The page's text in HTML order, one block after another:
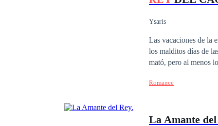
Ysaris
Las vacaciones de la
los malditos días de
mató, pero al menos lo
años... Pero no
Romance
La Amante del